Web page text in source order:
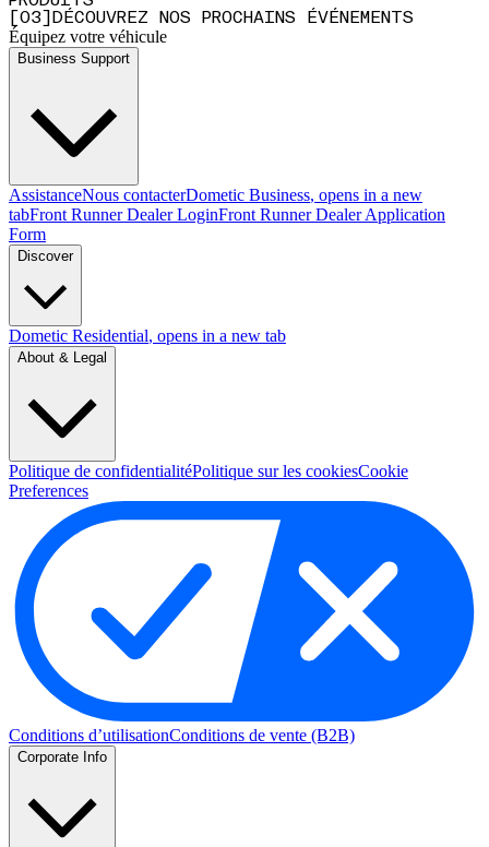
03 DÉCOUVREZ NOS PROCHAINS ÉVÉNEMENTS
Équipez votre véhicule
Business Support
AssistanceNous contacterDometic Business, opens in a new
tabFront Runner Dealer LoginFront Runner Dealer Application
Form
Discover
Dometic Residential, opens in a new tab
About & Legal
Politique de confidentialitéPolitique sur les cookiesCookie
Preferences
Conditions d’utilisationConditions de vente (B2B)
Corporate Info